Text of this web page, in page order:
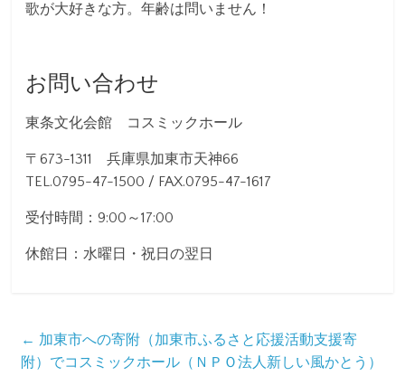
歌が大好きな方。年齢は問いません！
お問い合わせ
東条文化会館 コスミックホール
〒673-1311 兵庫県加東市天神66
TEL.0795-47-1500 / FAX.0795-47-1617
受付時間：9:00～17:00
休館日：水曜日・祝日の翌日
← 加東市への寄附（加東市ふるさと応援活動支援寄
附）でコスミックホール（ＮＰＯ法人新しい風かとう）